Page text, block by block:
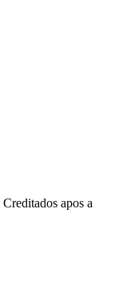
Creditados apos a